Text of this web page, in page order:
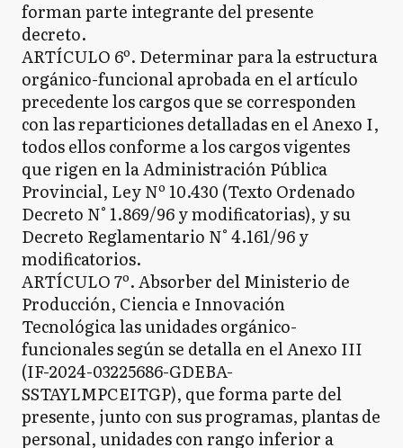
forman parte integrante del presente
decreto.
ARTÍCULO 6º. Determinar para la estructura
orgánico-funcional aprobada en el artículo
precedente los cargos que se corresponden
con las reparticiones detalladas en el Anexo I,
todos ellos conforme a los cargos vigentes
que rigen en la Administración Pública
Provincial, Ley Nº 10.430 (Texto Ordenado
Decreto N° 1.869/96 y modificatorias), y su
Decreto Reglamentario N° 4.161/96 y
modificatorios.
ARTÍCULO 7º. Absorber del Ministerio de
Producción, Ciencia e Innovación
Tecnológica las unidades orgánico-
funcionales según se detalla en el Anexo III
(IF-2024-03225686-GDEBA-
SSTAYLMPCEITGP), que forma parte del
presente, junto con sus programas, plantas de
personal, unidades con rango inferior a